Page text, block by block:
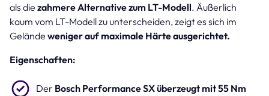
als die zahmere Alternative zum LT-Modell. Äußerlich
kaum vom LT-Modell zu unterscheiden, zeigt es sich im
Gelände weniger auf maximale Härte ausgerichtet.
Eigenschaften:
Der Bosch Performance SX überzeugt mit 55 Nm